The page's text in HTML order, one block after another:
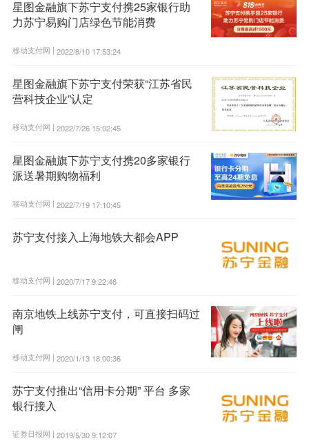
星图金融旗下苏宁支付携25家银行助
力苏宁易购门店绿色节能消费
移动支付网 | 2022/8/10 17:53:24
星图金融旗下苏宁支付荣获“江苏省民
营科技企业”认定
移动支付网 | 2022/7/26 15:02:45
星图金融旗下苏宁支付携20多家银行
派送暑期购物福利
移动支付网 | 2022/7/19 17:10:45
苏宁支付接入上海地铁大都会APP
移动支付网 | 2020/7/17 9:22:46
南京地铁上线苏宁支付，可直接扫码过
闸
移动支付网 | 2020/1/13 18:00:36
苏宁支付推出“信用卡分期” 平台 多家
银行接入
证券日报网 | 2019/5/30 9:12:07